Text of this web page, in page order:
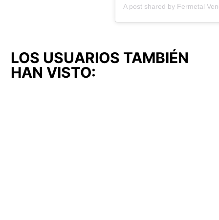
A post shared by Fermetal
LOS USUARIOS TAMBIÉN
HAN VISTO: